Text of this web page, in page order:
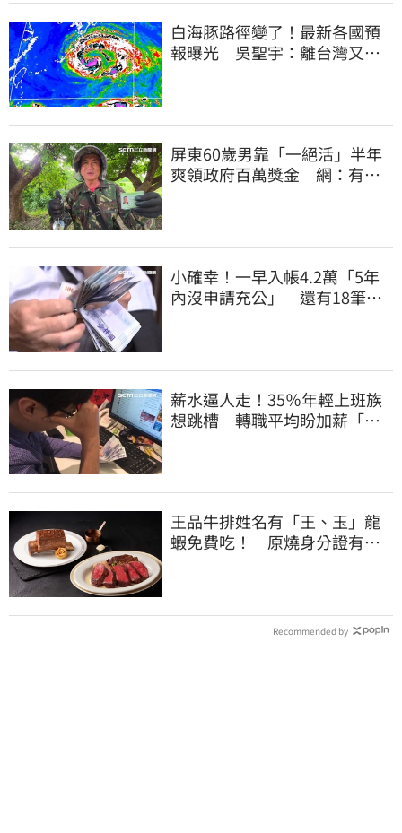
白海豚路徑變了！最新各國預
報曝光 吳聖宇：離台灣又更
屏東60歲男靠「一絕活」半年
爽領政府百萬獎金 網：有人
小確幸！一早入帳4.2萬「5年
內沒申請充公」 還有18筆錢
薪水逼人走！35％年輕上班族
想跳槽 轉職平均盼加薪「破
王品牛排姓名有「王、玉」龍
蝦免費吃！ 原燒身分證有
Recommended by